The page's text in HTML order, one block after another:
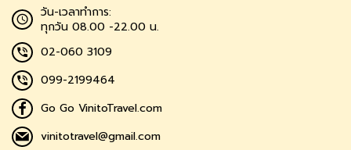
วัน-เวลาทำการ:
ทุกวัน 08.00 -22.00 น.
02-060 3109
099-2199464
Go Go VinitoTravel.com
vinitotravel@gmail.com